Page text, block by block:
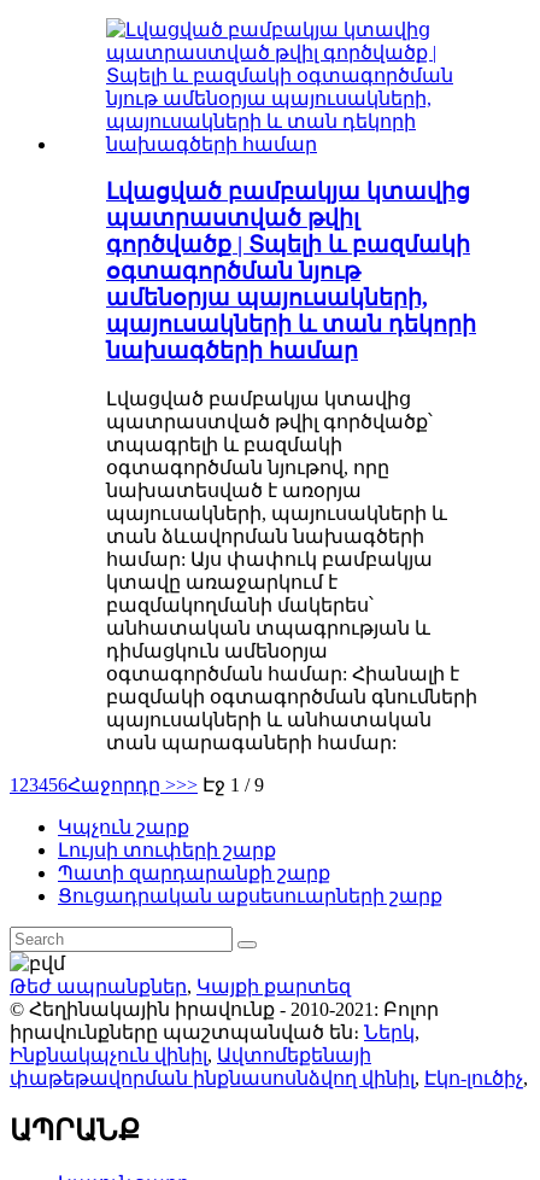
Լվացված բամբակյա կտավից
պատրաստված թվիլ
գործվածք | Տպելի և բազմակի
օգտագործման նյութ
ամենօրյա պայուսակների,
պայուսակների և տան դեկորի
նախագծերի համար
Լվացված բամբակյա կտավից
պատրաստված թվիլ գործվածք՝
տպագրելի և բազմակի
օգտագործման նյութով, որը
նախատեսված է առօրյա
պայուսակների, պայուսակների և
տան ձևավորման նախագծերի
համար: Այս փափուկ բամբակյա
կտավը առաջարկում է
բազմակողմանի մակերես՝
անհատական ​​տպագրության և
դիմացկուն ամենօրյա
օգտագործման համար: Հիանալի է
բազմակի օգտագործման գնումների
պայուսակների և անհատական ​​
տան պարագաների համար:
1 23456Հաջորդը >>> Էջ 1 / 9
Կպչուն շարք
Լույսի տուփերի շարք
Պատի զարդարանքի շարք
Ցուցադրական աքսեսուարների շարք
Թեժ ապրանքներ, Կայքի քարտեզ
© Հեղինակային իրավունք - 2010-2021: Բոլոր
իրավունքները պաշտպանված են։ Ներկ,
Ինքնակպչուն վինիլ, Ավտոմեքենայի
փաթեթավորման ինքնասոսնձվող վինիլ, Էկո-լուծիչ,
ԱՊՐԱՆՔ